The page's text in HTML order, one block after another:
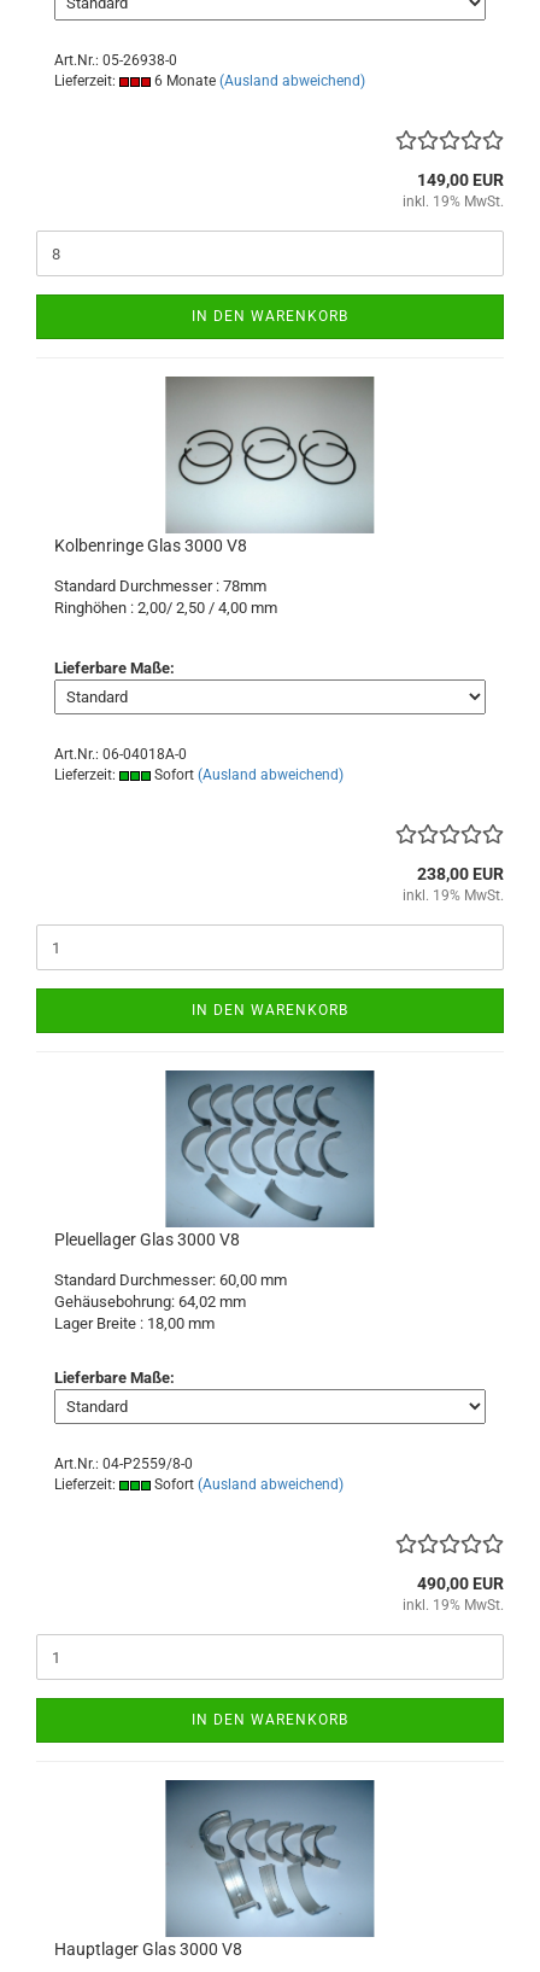
Art.Nr.: 05-26938-0
Lieferzeit:
6 Monate (Ausland abweichend)
149,00 EUR
inkl. 19% MwSt.
IN DEN WARENKORB
Kolbenringe Glas 3000 V8
Standard Durchmesser : 78mm
Ringhöhen : 2,00/ 2,50 / 4,00 mm
Lieferbare Maße:
Art.Nr.: 06-04018A-0
Lieferzeit:
Sofort (Ausland abweichend)
238,00 EUR
inkl. 19% MwSt.
IN DEN WARENKORB
Pleuellager Glas 3000 V8
Standard Durchmesser: 60,00 mm
Gehäusebohrung: 64,02 mm
Lager Breite : 18,00 mm
Lieferbare Maße:
Art.Nr.: 04-P2559/8-0
Lieferzeit:
Sofort (Ausland abweichend)
490,00 EUR
inkl. 19% MwSt.
IN DEN WARENKORB
Hauptlager Glas 3000 V8